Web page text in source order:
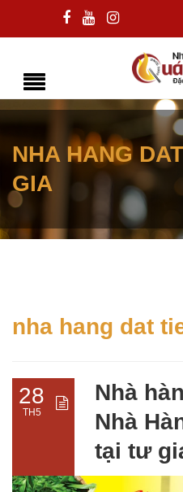
NHA HANG
GIA
nha hang dat
28
TH5
Nhà
Nhà
tại tư